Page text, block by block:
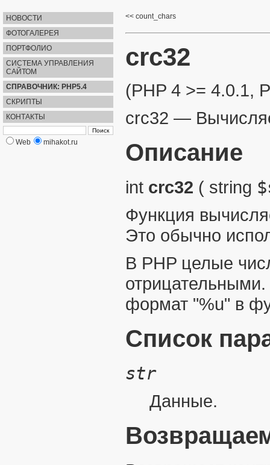
НОВОСТИ
ФОТОГАЛЕРЕЯ
ПОРТФОЛИО
СИСТЕМА УПРАВЛЕНИЯ
САЙТОМ
СПРАВОЧНИК: PHP5.4
СКРИПТЫ
КОНТАКТЫ
Web mihakot.ru
count_chars
crc32
(PHP 4 >= 4.0.1,
crc32 —
Описание
int crc32 ( string
Функция
Это обычно
В PHP целые
отрицательными.
формат "%u" в
Список
str
Данные.